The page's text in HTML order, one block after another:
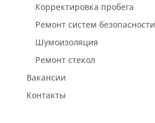
Корректировка пробега
Ремонт систем безопасности
Шумоизоляция
Ремонт стекол
Вакансии
Контакты